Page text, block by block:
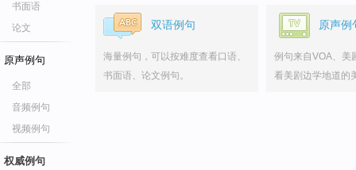
书面语
论文
原声例句
全部
音频例句
视频例句
权威例句
双语例句
海量例句，可以按难度查看口语、
书面语、论文例句。
原声例
例句来自VOA、美
看美剧边学地道的